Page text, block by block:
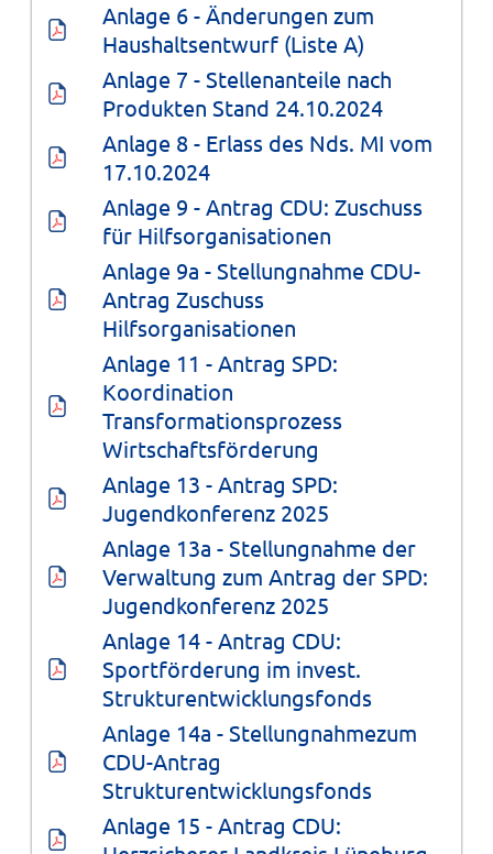
Anlage 6 - Änderungen zum
Haushaltsentwurf (Liste A)
Anlage 7 - Stellenanteile nach
Produkten Stand 24.10.2024
Anlage 8 - Erlass des Nds. MI vom
17.10.2024
Anlage 9 - Antrag CDU: Zuschuss
für Hilfsorganisationen
Anlage 9a - Stellungnahme CDU-
Antrag Zuschuss
Hilfsorganisationen
Anlage 11 - Antrag SPD:
Koordination
Transformationsprozess
Wirtschaftsförderung
Anlage 13 - Antrag SPD:
Jugendkonferenz 2025
Anlage 13a - Stellungnahme der
Verwaltung zum Antrag der SPD:
Jugendkonferenz 2025
Anlage 14 - Antrag CDU:
Sportförderung im invest.
Strukturentwicklungsfonds
Anlage 14a - Stellungnahmezum
CDU-Antrag
Strukturentwicklungsfonds
Anlage 15 - Antrag CDU: